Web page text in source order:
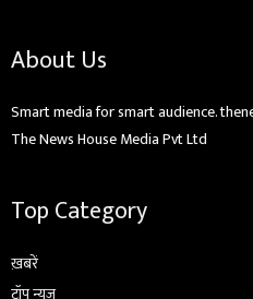
About Us
Smart media for smart audience.
The News House Media Pvt Ltd
Top Category
ख़बरें